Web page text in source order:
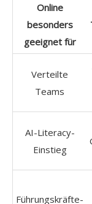
Online
besonders
geeignet für
Verteilte
Teams
AI-Literacy-
Einstieg
Führungskräfte-